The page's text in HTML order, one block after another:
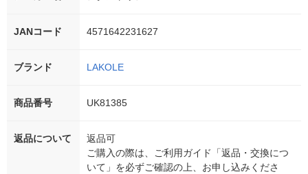
JANコード 4571642231627
ブランド LAKOLE
商品番号 UK81385
返品について
返品可
ご購入の際は、ご利用ガイド「返品・交換につ
いて」を必ずご確認の上、お申し込みくださ